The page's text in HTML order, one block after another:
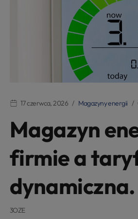
17 czerwca, 2026 Magazyny energii
Magazyn
firmie a
dynamiczna.
3OZE